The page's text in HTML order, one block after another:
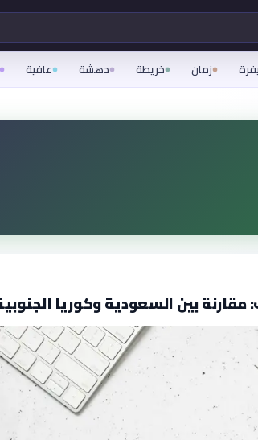
زمان خريطة دهشة عافية
مقارنة بين السعودية وكوريا